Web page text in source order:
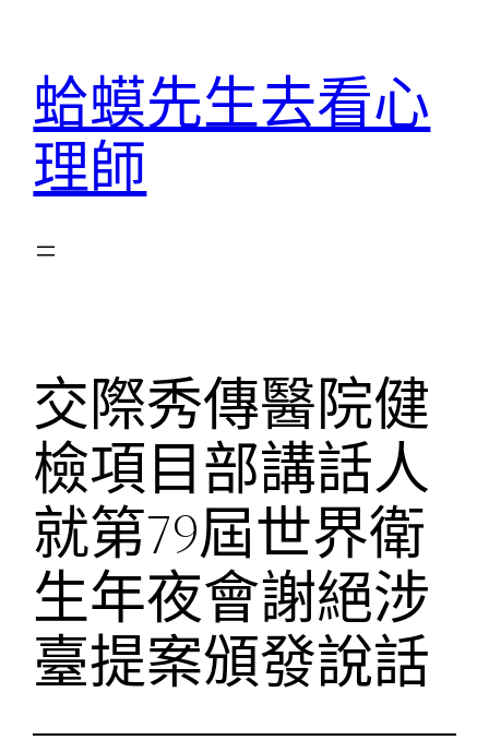
蛤蟆先生去看心
理師
交際秀傳醫院健
檢項目部講話人
就第79屆世界衛
生年夜會謝絕涉
臺提案頒發說話